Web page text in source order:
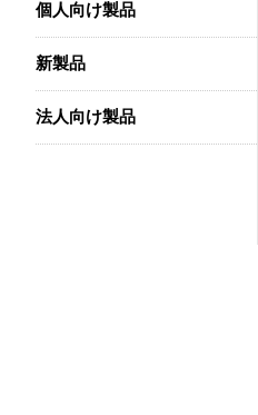
個人向け製品
新製品
法人向け製品